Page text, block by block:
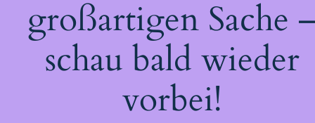
großartigen Sache
schau bald wieder
vorbei!